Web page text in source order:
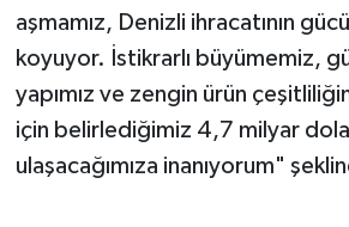
aşmamız, Denizli ihracatının
koyuyor. İstikrarlı büyümemiz,
yapımız ve zengin ürün
için belirlediğimiz 4,7 milyar
ulaşacağımıza inanıyorum"